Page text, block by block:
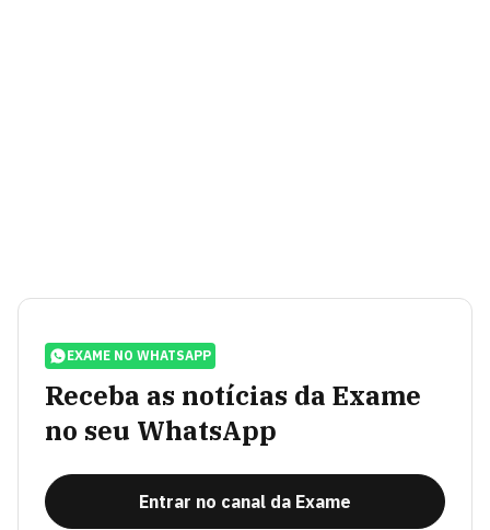
EXAME NO WHATSAPP
Receba as notícias da Exame
no seu WhatsApp
Entrar no canal da Exame